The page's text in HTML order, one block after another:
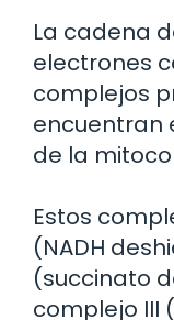
La cadena
electrones
complejos
encuentran
de la
Estos
(NADH
(succinato
complejo III